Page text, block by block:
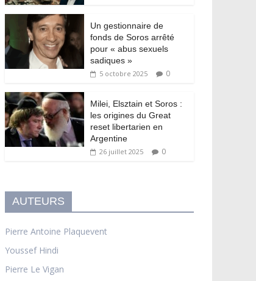
Un gestionnaire de
fonds de Soros arrêté
pour « abus sexuels
sadiques »
5 octobre 2025 0
Milei, Elsztain et Soros :
les origines du Great
reset libertarien en
Argentine
26 juillet 2025 0
AUTEURS
Pierre Antoine Plaquevent
Youssef Hindi
Pierre Le Vigan